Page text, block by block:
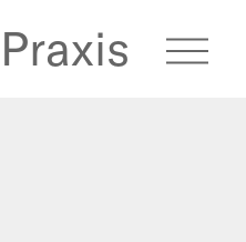
Praxis